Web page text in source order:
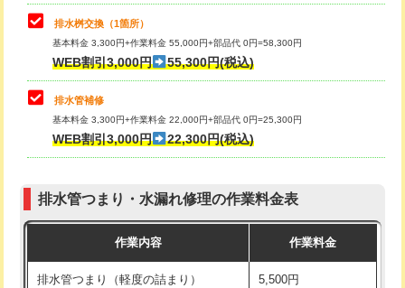
コンクリート斫り（厚さ10㎝まで）
コンクリート斫り（厚さ10㎝超え）
モルタル補修（厚さ10㎝まで）
モルタル補修（厚さ10㎝超え）
追加人工 16,500円
現場見積
交換・取付(単水栓（壁付・デッキ
式）)
交換・取付(混合水栓（壁付・デッキ
式・ワンホール）)
16,500円+材料費
交換・取付(排水栓・排水トラップ
交換・取付（その他部品） 11,000円+材料費
持込商品取付（単水栓） 13,200円
持込商品取付（混合水栓） 16,500円
排水桝交換（1箇所）
基本料金 3,300円+作業料金 55,000円+部品代 0円=58,300円
WEB割引3,000円 55,300円(税込)
排水管補修
基本料金 3,300円+作業料金 22,000円+部品代 0円=25,300円
WEB割引3,000円 22,300円(税込)
排水管つまり・水漏れ修理の作業料金表
作業内容 作業料金
排水管つまり（軽度の詰まり） 5,500円